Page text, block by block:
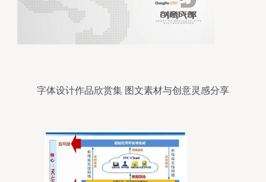
字体设计作品欣赏集 图文素材与创意灵感分享